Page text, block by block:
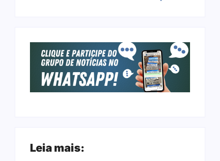
Leia mais: